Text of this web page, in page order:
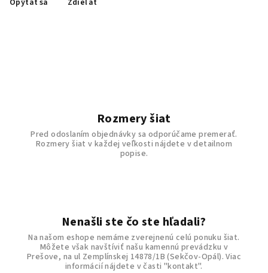
Rozmery šiat
Pred odoslaním objednávky sa odporúčame premerať.
Rozmery šiat v každej veľkosti nájdete v detailnom
popise.
Nenašli ste čo ste hľadali?
Na našom eshope nemáme zverejnenú celú ponuku šiat.
Môžete však navštíviť našu kamennú prevádzku v
Prešove, na ul Zemplínskej 14878/1B (Sekčov-Opál). Viac
informácií nájdete v časti "kontakt".